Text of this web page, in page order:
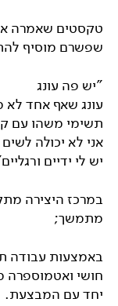
טקסטים שאמרה
שפשרם מוסיף
"יש פה עונג
עונג שאף אחד לא
תשימי משהו עם
אני לא יכולה
יש לי ידיים
במרכז היצירה
מתמשך;
באמצעות עבודה
חושי ואטמוספרה
יחד עם המבצעת.